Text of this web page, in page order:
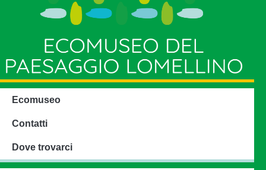
Ecomuseo
Contatti
Dove trovarci